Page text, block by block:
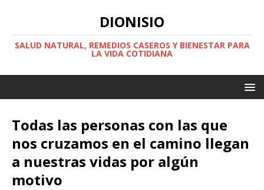
DIONISIO
SALUD NATURAL, REMEDIOS CASEROS Y BIENESTAR PARA
LA VIDA COTIDIANA
Todas las personas con las que
nos cruzamos en el camino llegan
a nuestras vidas por algún
motivo